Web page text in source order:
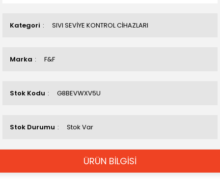
Kategori SIVI SEVİYE KONTROL CİHAZLARI
Marka F&F
Stok Kodu G8BEVWXV5U
Stok Durumu Stok Var
ÜRÜN BİLGİSİ